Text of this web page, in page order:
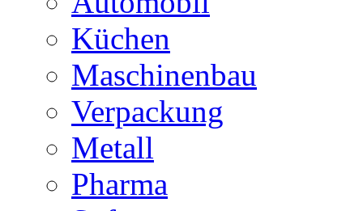
Küchen
Maschinenbau
Verpackung
Metall
Pharma